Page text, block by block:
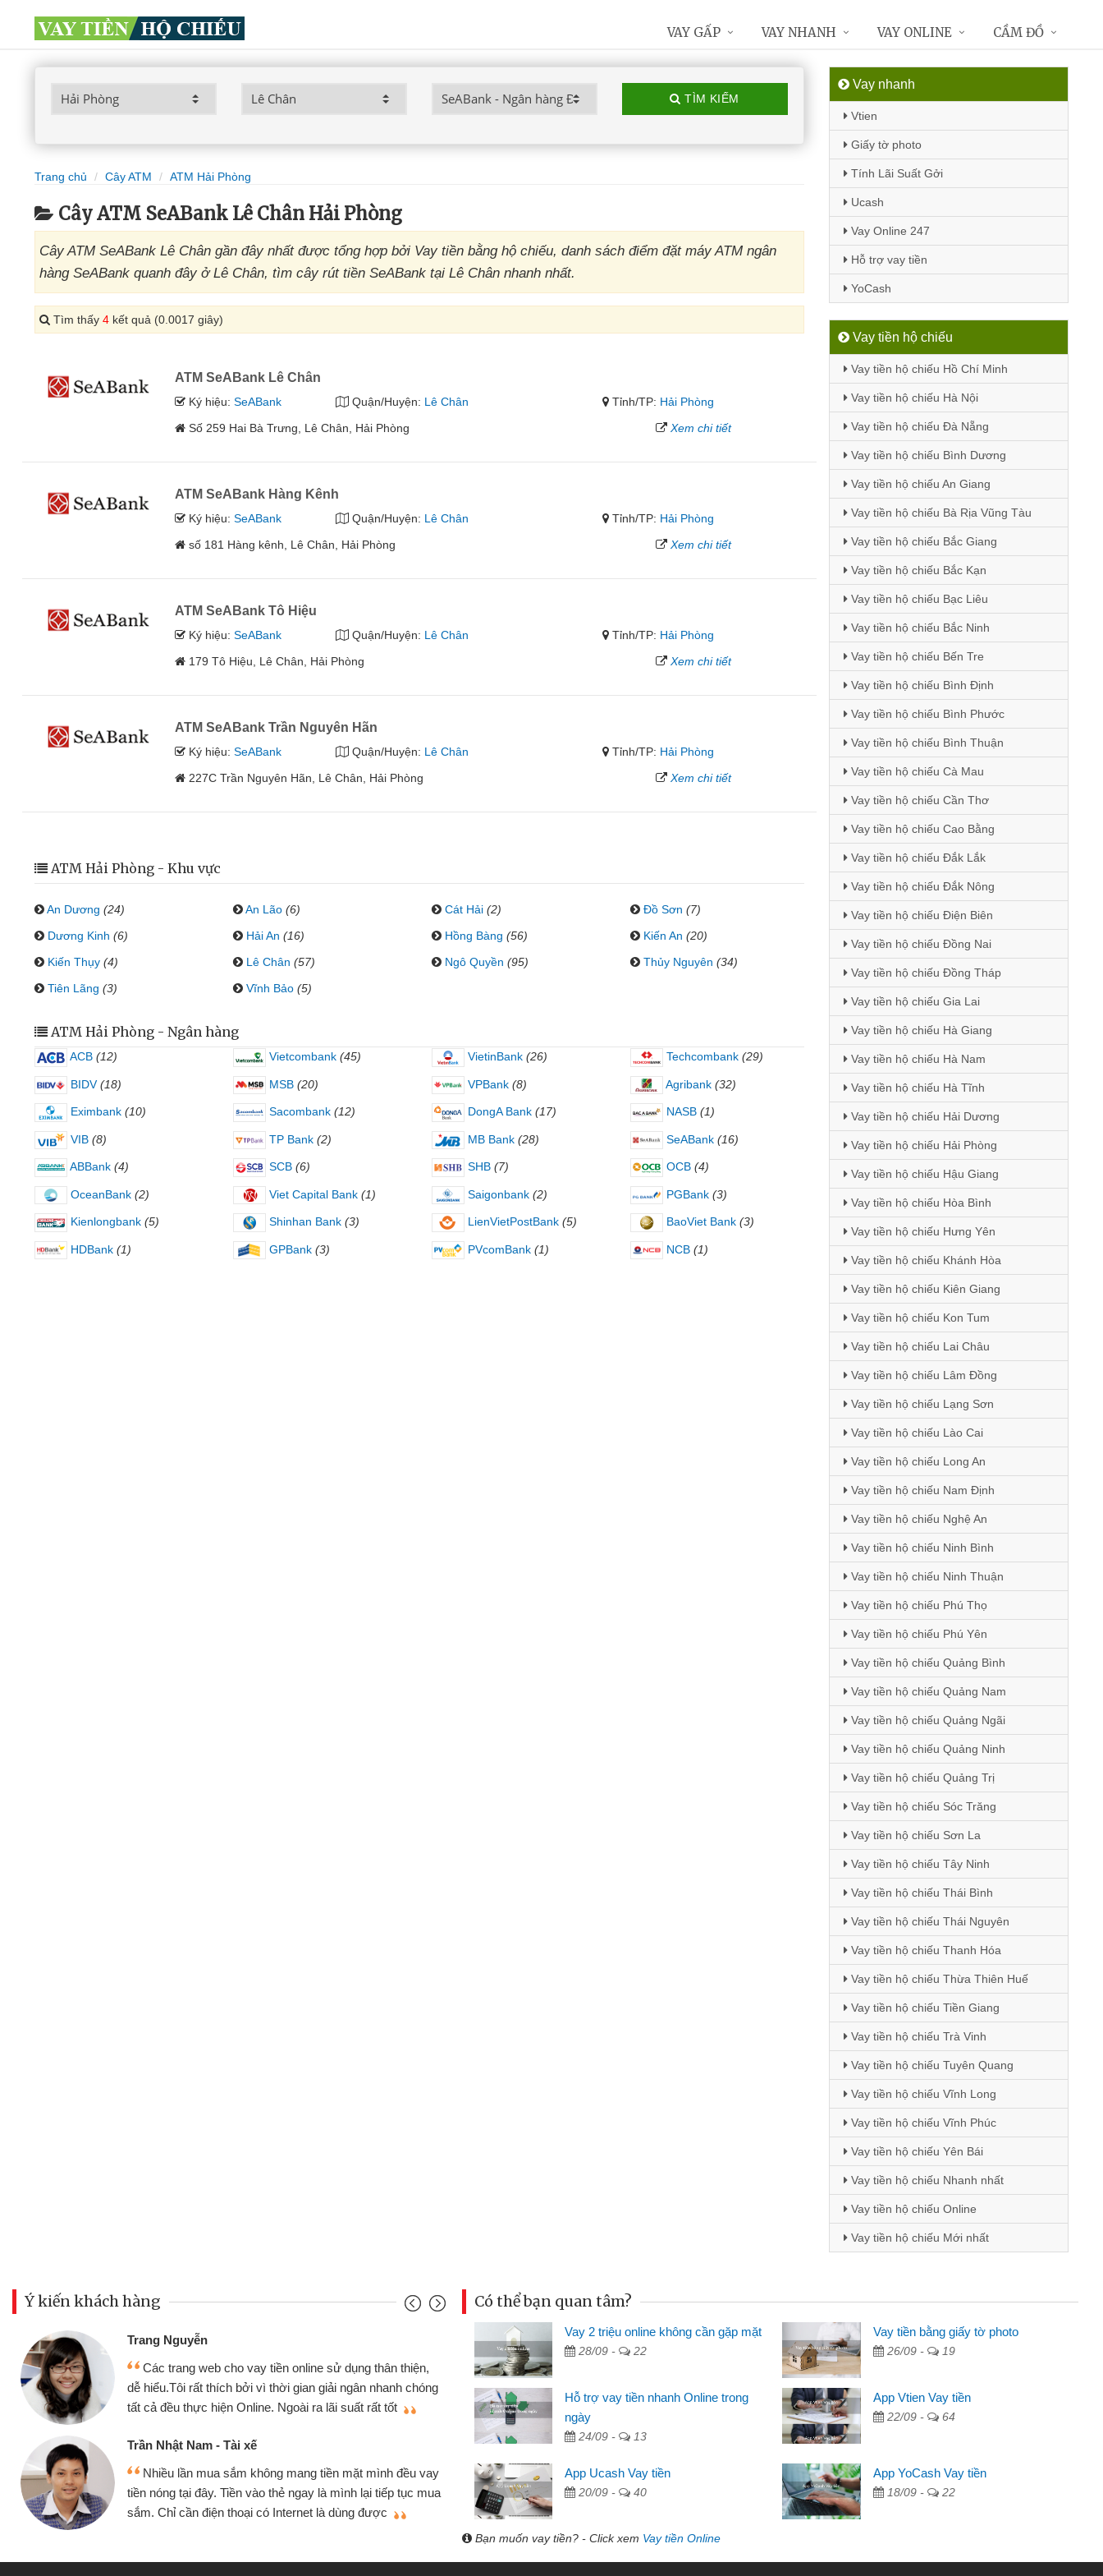
TÌM KIẾM
Trang chủ Cây ATM ATM Hải Phòng
Cây ATM SeABank Lê Chân Hải Phòng
Cây ATM SeABank Lê Chân gần đây nhất được tổng hợp bởi Vay tiền bằng hộ chiếu, danh sách điểm đặt máy ATM ngân
hàng SeABank quanh đây ở Lê Chân, tìm cây rút tiền SeABank tại Lê Chân nhanh nhất.
Tìm thấy 4 kết quả (0.0017 giây)
ATM SeABank Lê Chân
Ký hiệu:SeABank Quận/Huyện: Lê Chân Tỉnh/TP: Hải Phòng
Số 259 Hai Bà Trưng, Lê Chân, Hải Phòng
Xem chi tiết
ATM SeABank Hàng Kênh
Ký hiệu:SeABank Quận/Huyện: Lê Chân Tỉnh/TP: Hải Phòng
số 181 Hàng kênh, Lê Chân, Hải Phòng
Xem chi tiết
ATM SeABank Tô Hiệu
Ký hiệu:SeABank Quận/Huyện: Lê Chân Tỉnh/TP: Hải Phòng
179 Tô Hiệu, Lê Chân, Hải Phòng
Xem chi tiết
ATM SeABank Trần Nguyên Hãn
Ký hiệu:SeABank Quận/Huyện: Lê Chân Tỉnh/TP: Hải Phòng
227C Trần Nguyên Hãn, Lê Chân, Hải Phòng
Xem chi tiết
ATM Hải Phòng - Khu vực
An Dương (24) An Lão (6) Cát Hải (2) Đồ Sơn (7)
Dương Kinh (6) Hải An (16) Hồng Bàng (56) Kiến An (20)
Kiến Thụy (4) Lê Chân (57) Ngô Quyền (95) Thủy Nguyên (34)
Tiên Lãng (3) Vĩnh Bảo (5)
ATM Hải Phòng - Ngân hàng
ACB (12) Vietcombank (45) VietinBank (26) Techcombank (29)
BIDV (18) MSB (20) VPBank (8) Agribank (32)
Eximbank (10) Sacombank (12) DongA Bank (17) NASB (1)
VIB (8) TP Bank (2) MB Bank (28) SeABank (16)
ABBank (4) SCB (6) SHB (7) OCB (4)
OceanBank (2) Viet Capital Bank (1) Saigonbank (2) PGBank (3)
Kienlongbank (5) Shinhan Bank (3) LienVietPostBank (5) BaoViet Bank (3)
HDBank (1) GPBank (3) PVcomBank (1) NCB (1)
Vay nhanh
Vtien
Giấy tờ photo
Tính Lãi Suất Gởi
Ucash
Vay Online 247
Hỗ trợ vay tiền
YoCash
Vay tiền hộ chiếu
Vay tiền hộ chiếu Hồ Chí Minh
Vay tiền hộ chiếu Hà Nội
Vay tiền hộ chiếu Đà Nẵng
Vay tiền hộ chiếu Bình Dương
Vay tiền hộ chiếu An Giang
Vay tiền hộ chiếu Bà Rịa Vũng Tàu
Vay tiền hộ chiếu Bắc Giang
Vay tiền hộ chiếu Bắc Kạn
Vay tiền hộ chiếu Bạc Liêu
Vay tiền hộ chiếu Bắc Ninh
Vay tiền hộ chiếu Bến Tre
Vay tiền hộ chiếu Bình Định
Vay tiền hộ chiếu Bình Phước
Vay tiền hộ chiếu Bình Thuận
Vay tiền hộ chiếu Cà Mau
Vay tiền hộ chiếu Cần Thơ
Vay tiền hộ chiếu Cao Bằng
Vay tiền hộ chiếu Đắk Lắk
Vay tiền hộ chiếu Đắk Nông
Vay tiền hộ chiếu Điện Biên
Vay tiền hộ chiếu Đồng Nai
Vay tiền hộ chiếu Đồng Tháp
Vay tiền hộ chiếu Gia Lai
Vay tiền hộ chiếu Hà Giang
Vay tiền hộ chiếu Hà Nam
Vay tiền hộ chiếu Hà Tĩnh
Vay tiền hộ chiếu Hải Dương
Vay tiền hộ chiếu Hải Phòng
Vay tiền hộ chiếu Hậu Giang
Vay tiền hộ chiếu Hòa Bình
Vay tiền hộ chiếu Hưng Yên
Vay tiền hộ chiếu Khánh Hòa
Vay tiền hộ chiếu Kiên Giang
Vay tiền hộ chiếu Kon Tum
Vay tiền hộ chiếu Lai Châu
Vay tiền hộ chiếu Lâm Đồng
Vay tiền hộ chiếu Lạng Sơn
Vay tiền hộ chiếu Lào Cai
Vay tiền hộ chiếu Long An
Vay tiền hộ chiếu Nam Định
Vay tiền hộ chiếu Nghệ An
Vay tiền hộ chiếu Ninh Bình
Vay tiền hộ chiếu Ninh Thuận
Vay tiền hộ chiếu Phú Thọ
Vay tiền hộ chiếu Phú Yên
Vay tiền hộ chiếu Quảng Bình
Vay tiền hộ chiếu Quảng Nam
Vay tiền hộ chiếu Quảng Ngãi
Vay tiền hộ chiếu Quảng Ninh
Vay tiền hộ chiếu Quảng Trị
Vay tiền hộ chiếu Sóc Trăng
Vay tiền hộ chiếu Sơn La
Vay tiền hộ chiếu Tây Ninh
Vay tiền hộ chiếu Thái Bình
Vay tiền hộ chiếu Thái Nguyên
Vay tiền hộ chiếu Thanh Hóa
Vay tiền hộ chiếu Thừa Thiên Huế
Vay tiền hộ chiếu Tiền Giang
Vay tiền hộ chiếu Trà Vinh
Vay tiền hộ chiếu Tuyên Quang
Vay tiền hộ chiếu Vĩnh Long
Vay tiền hộ chiếu Vĩnh Phúc
Vay tiền hộ chiếu Yên Bái
Vay tiền hộ chiếu Nhanh nhất
Vay tiền hộ chiếu Online
Vay tiền hộ chiếu Mới nhất
VAY GẤP VAY NHANH VAY ONLINE CẦM ĐỒ
Ý kiến khách hàng
dụng thân thiện,
nhanh chóng
suất rất tốt
mặt mình đều vay
lại tiếp tục mua
được
Mình cần tiền gấp nên định cầm cố chiếc xe wave
nhưng thật may đã có gói vay tiền bằng CMND online
không cần gặp mặt nên rất tiện lợi, sẽ giới thiệu cho bạn
Tôi kinh doanh buôn bán nhỏ lẻ nhiều lúc cần vốn nhập
hàng, nhờ biết đến website qua bạn bè giới thiệu tôi đã giải
quyết được công việc của mình nhanh chóng
Mai Lan - Sinh viên
Tôi biết đến thông qua quảng cáo trên facebook. Tôi là
sinh viên nên cần đóng tiền nhà, sinh nhật bạn bè, mà đọc
thấy thủ tục nhanh gọn nên tôi quyết định vay
Mất 2 tuần các ngân hàng không ai cho vay. Trong khi
cần có 2 triệu để giải quyết việc riêng, trong 1-2 ngày tôi trả
được thôi. Cảm ơn đã giúp tôi kịp thời và nhanh chóng
Có thể bạn quan tâm?
Vay 2 triệu online không cần gặp mặt
28/09 - 22
Vay tiền bằng giấy tờ photo
26/09 - 19
Hỗ trợ vay tiền nhanh Online trong
ngày
24/09 - 13
App Vtien Vay tiền
22/09 - 64
App Ucash Vay tiền
20/09 - 40
App YoCash Vay tiền
18/09 - 22
Bạn muốn vay tiền? - Click xem Vay tiền Online